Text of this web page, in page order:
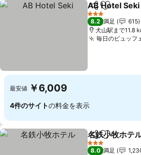
シェアお気に入
AB Hotel Seki
3 ホテルのランク
8.2 満足
615
犬山駅まで11.8
毎日のビュッフ
最安値 ￥6,009
4件のサイトの料金を表示
シェアお気に入
名鉄小牧ホテ
3 ホテルのランク
8.0 満足